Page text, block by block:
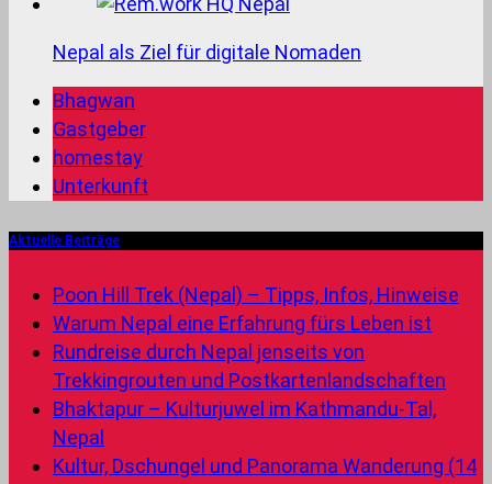
Nepal als Ziel für digitale Nomaden
Bhagwan
Gastgeber
homestay
Unterkunft
Aktuelle Beiträge
Poon Hill Trek (Nepal) – Tipps, Infos, Hinweise
Warum Nepal eine Erfahrung fürs Leben ist
Rundreise durch Nepal jenseits von
Trekkingrouten und Postkartenlandschaften
Bhaktapur – Kulturjuwel im Kathmandu-Tal,
Nepal
Kultur, Dschungel und Panorama Wanderung (14